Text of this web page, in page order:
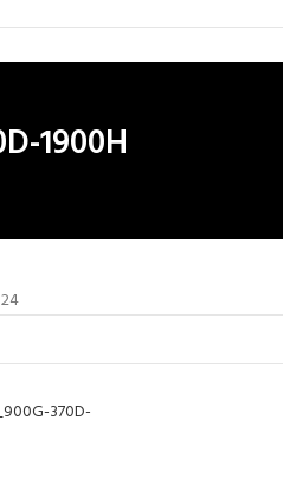
1900H
24